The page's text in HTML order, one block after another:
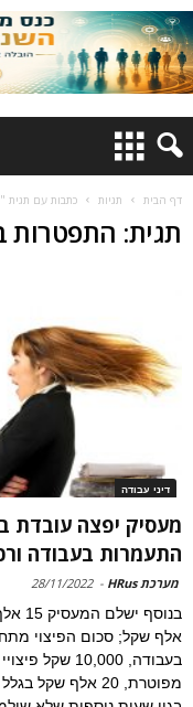
דף הבית תגיות כתבות עם תגית
תגית: התפטרות
דיני עבודה
התעמרות בעבודה
מערכת HRus -
28/11/2022
בעבודה,